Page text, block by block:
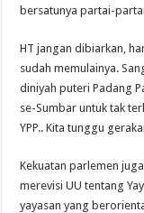
bersatunya partai-
HT jangan dibiarkan,
sudah memulainya.
diniyah puteri Padang
se-Sumbar untuk tak
YPP.. Kita tunggu
Kekuatan parlemen
merevisi UU tentang
yayasan yang